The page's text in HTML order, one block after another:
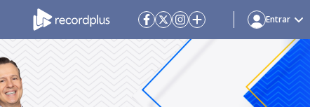
Entrar